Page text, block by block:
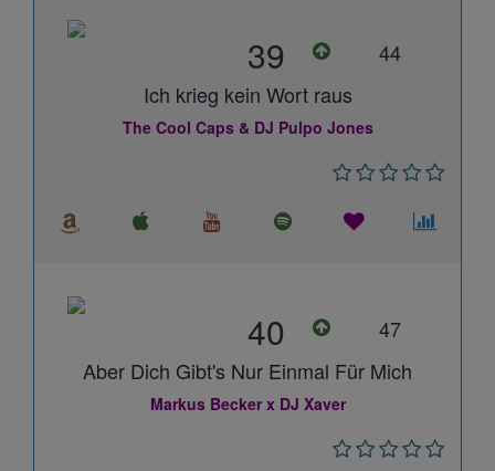
39
44
Ich krieg kein Wort raus
The Cool Caps & DJ Pulpo Jones
40
47
Aber Dich Gibt's Nur Einmal Für Mich
Markus Becker x DJ Xaver